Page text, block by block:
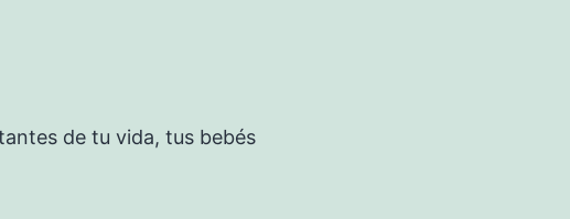
de tu vida, tus bebés